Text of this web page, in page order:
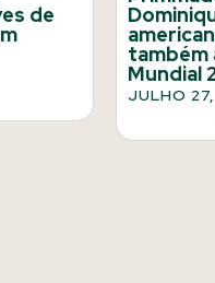
de
também
Mundial
JULHO